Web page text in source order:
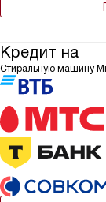
Кредит на
Стиральную машину